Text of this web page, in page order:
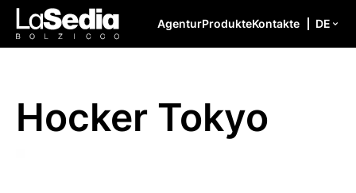
Zum Inhalt springen
AgenturProdukteKontakte DE
Hocker Tokyo